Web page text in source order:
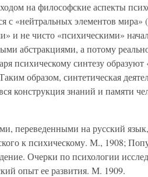
на философские аспекты
с «нейтральных элементов
и не чисто «психическими»
абстракциями, а потому
психическому синтезу
образом, синтетическая
конструкция знаний и памяти
переведенными на русский
к психическому. М., 1908;
Очерки по психологии
опыт ее развития. М. 1909.